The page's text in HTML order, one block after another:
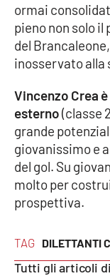
LaC Network
LaC OnAir
EDIZIONI
LOCALI
Catanzaro
Crotone
Reggio
TAG DILETTANTI
Tutti gli articoli
ormai
pieno non solo
del
inosservato alla
Vincenzo Crea
esterno(classe
grande
giovanissimo e
del gol. Su
molto per
prospettiva.